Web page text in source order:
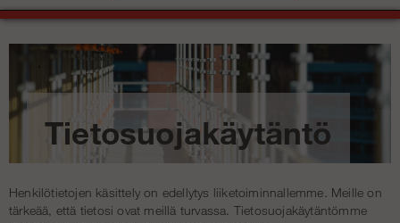
Tietosuojakäytäntö
Henkilötietojen käsittely on edellytys liiketoiminnallemme. Meille on
tärkeää, että tietosi ovat meillä turvassa. Tietosuojakäytäntömme